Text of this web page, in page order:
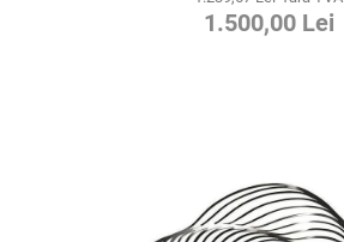
1.500,00 Lei